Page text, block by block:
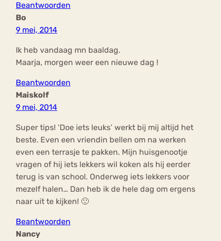
Beantwoorden
Bo
9 mei, 2014
Ik heb vandaag mn baaldag.
Maarja, morgen weer een nieuwe dag !
Beantwoorden
Maiskolf
9 mei, 2014
Super tips! ‘Doe iets leuks’ werkt bij mij altijd het
beste. Even een vriendin bellen om na werken
even een terrasje te pakken. Mijn huisgenootje
vragen of hij iets lekkers wil koken als hij eerder
terug is van school. Onderweg iets lekkers voor
mezelf halen… Dan heb ik de hele dag om ergens
naar uit te kijken! 🙂
Beantwoorden
Nancy